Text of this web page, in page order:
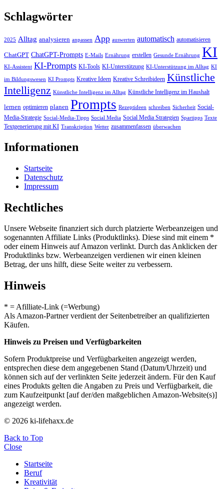
Schlagwörter
2025 Alltag analysieren anpassen App auswerten automatisch automatisieren
ChatGPT ChatGPT-Prompts E-Mails Ernährung erstellen Gesunde Ernährung KI
KI-Assistent KI-Prompts KI-Tools KI-Unterstützung KI-Unterstützung im Alltag KI
im Bildungswesen KI Prompts Kreative Ideen Kreative Schreibideen Künstliche
Intelligenz Künstliche Intelligenz im Alltag Künstliche Intelligenz im Haushalt
lernen optimieren planen Prompts Rezeptideen schreiben Sicherheit Social-
Media-Strategie Social-Media-Tipps Social Media Social Media Strategien Spartipps Texte
Textgenerierung mit KI Transkription Wetter zusammenfassen überwachen
Informationen
Startseite
Datenschutz
Impressum
Rechtliches
Unsere Webseite finanziert sich durch platzierte Werbeanzeigen und
sogenannten Affiliate Links (Produktlinks). Diese sind mit einem *
oder einem Hinweis auf Amazon verlinkt. Durch das Anklicken der
Produktlinks bzw. Werbeanzeigen verdienen wir einen kleinen
Betrag, der uns hilft, diese Seite weiter zu verbessern.
Hinweis
* = Afilliate-Link (=Werbung)
Als Amazon-Partner verdient der Seitenbetreiber an qualifizierten
Käufen.
Hinweis zu Preisen und Verfügbarkeiten
Sofern Produktpreise und Verfügbarkeiten angezeigt werden,
entsprechen diese dem angegebenen Stand (Datum/Uhrzeit) und
können sich auf der verlinkten Seite jederzeit ändern. Für den Kauf
eines Produkts gelten die Angaben zu Preis und Verfügbarkeit, die
zum Kaufzeitpunkt [auf der/den maßgeblichen Amazon-Website(s)]
angezeigt werden.
© 2026 ki-lifehaxx.de
Back to Top
Close
Startseite
Beruf
Kreativität